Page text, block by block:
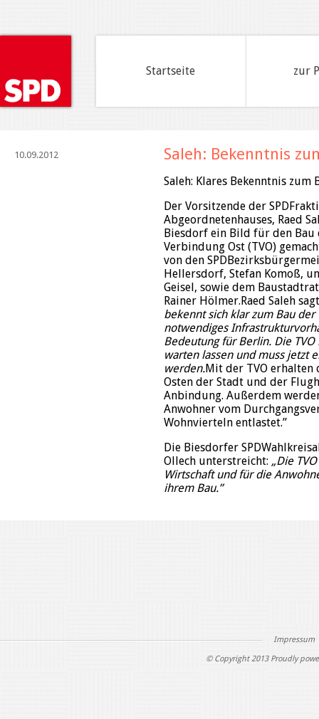
Startseite zur
10.09.2012 Saleh: Bekenntnis
Saleh: Klares Bekenntnis zum
Der Vorsitzende der
Abgeordnetenhauses, Raed
Biesdorf ein Bild für den Bau
Verbindung Ost (TVO)
von den
Hellersdorf, Stefan Komoß,
Geisel, sowie dem
Rainer Hölmer.Raed Saleh
bekennt sich klar zum Bau der
notwendiges
Bedeutung für Berlin. Die TVO
warten lassen und muss jetzt
werden.Mit der TVO erhalten
Osten der Stadt und der
Anbindung. Außerdem
Anwohner vom
Wohnvierteln entlastet.”
Die Biesdorfer
Ollech unterstreicht: „Die
Wirtschaft und für die
ihrem Bau.”
Impressum
© Copyright 2013 Proudly